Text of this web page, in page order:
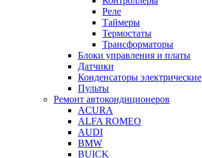
Реле
Таймеры
Термостаты
Трансформаторы
Блоки управления и платы
Датчики
Конденсаторы электрические
Пульты
Ремонт автокондиционеров
ACURA
ALFA ROMEO
AUDI
BMW
BUICK